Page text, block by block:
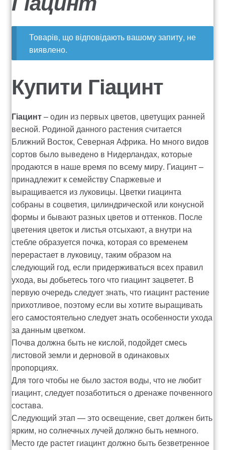
e
a
r
c
о
а
а
ц
ї
о
о
н
Оплата
Доставка квітів
525
Вакансії
ДОГОВІР ПУБЛІЧНОЇ ОФЕРТИ
Корзина
Мой аккаунт
Оформление заказа
Рахунок 1060
Рахунок 1606
Рахунок 2415
рахунок 3545
рахунок 4500
Рахунок 5200
рахунок 765
Товарів, що відповідають вашому запиту, не
виявлено.
Купити Гіацинт
Гіацинт– один из первых цветов, цветущих ранней
весной. Родиной данного растения считается
Ближний Восток, Северная Африка. Но много видов
сортов было выведено в Нидерландах, которые
продаются в наше время по всему миру. Гиацинт –
принадлежит к семейству Спаржевые и
выращивается из луковицы. Цветки гиацинта
собраны в соцветия, цилиндрической или конусной
формы и бывают разных цветов и оттенков. После
цветения цветок и листья отсыхают, а внутри на
стебле образуется почка, которая со временем
перерастает в луковицу, таким образом на
следующий год, если придерживаться всех правил
ухода, вы добьетесь того что гиацинт зацветет. В
первую очередь следует знать, что гиацинт растение
прихотливое, поэтому если вы хотите выращивать
его самостоятельно следует знать особенности ухода
за данным цветком.
Почва должна быть не кислой, подойдет смесь
листовой земли и дерновой в одинаковых
пропорциях.
Для того чтобы не было застоя воды, что не любит
гиацинт, следует позаботиться о дренаже почвенного
состава.
Следующий этап — это освещение, свет должен бить
ярким, но солнечных лучей должно быть немного.
Место где растет гиацинт должно быть безветренное